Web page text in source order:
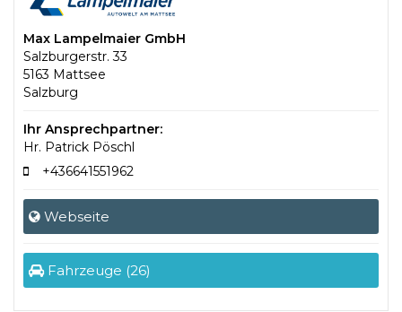
Max Lampelmaier GmbH
Salzburgerstr. 33
5163 Mattsee
Salzburg
Ihr Ansprechpartner:
Hr. Patrick Pöschl
+436641551962
Webseite
Fahrzeuge (26)